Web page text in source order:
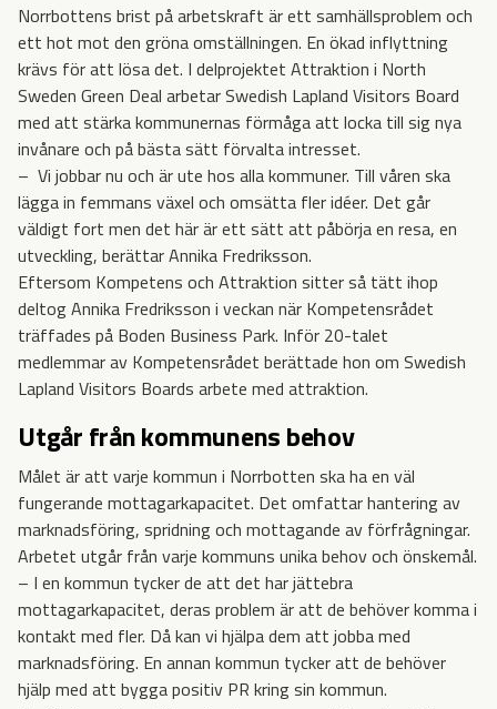
Norrbottens brist på arbetskraft är ett samhällsproblem och
ett hot mot den gröna omställningen. En ökad inflyttning
krävs för att lösa det. I delprojektet Attraktion i North
Sweden Green Deal arbetar Swedish Lapland Visitors Board
med att stärka kommunernas förmåga att locka till sig nya
invånare och på bästa sätt förvalta intresset.
– Vi jobbar nu och är ute hos alla kommuner. Till våren ska
lägga in femmans växel och omsätta fler idéer. Det går
väldigt fort men det här är ett sätt att påbörja en resa, en
utveckling, berättar Annika Fredriksson.
Eftersom Kompetens och Attraktion sitter så tätt ihop
deltog Annika Fredriksson i veckan när Kompetensrådet
träffades på Boden Business Park. Inför 20-talet
medlemmar av Kompetensrådet berättade hon om Swedish
Lapland Visitors Boards arbete med attraktion.
Utgår från kommunens behov
Målet är att varje kommun i Norrbotten ska ha en väl
fungerande mottagarkapacitet. Det omfattar hantering av
marknadsföring, spridning och mottagande av förfrågningar.
Arbetet utgår från varje kommuns unika behov och önskemål.
– I en kommun tycker de att det har jättebra
mottagarkapacitet, deras problem är att de behöver komma i
kontakt med fler. Då kan vi hjälpa dem att jobba med
marknadsföring. En annan kommun tycker att de behöver
hjälp med att bygga positiv PR kring sin kommun.